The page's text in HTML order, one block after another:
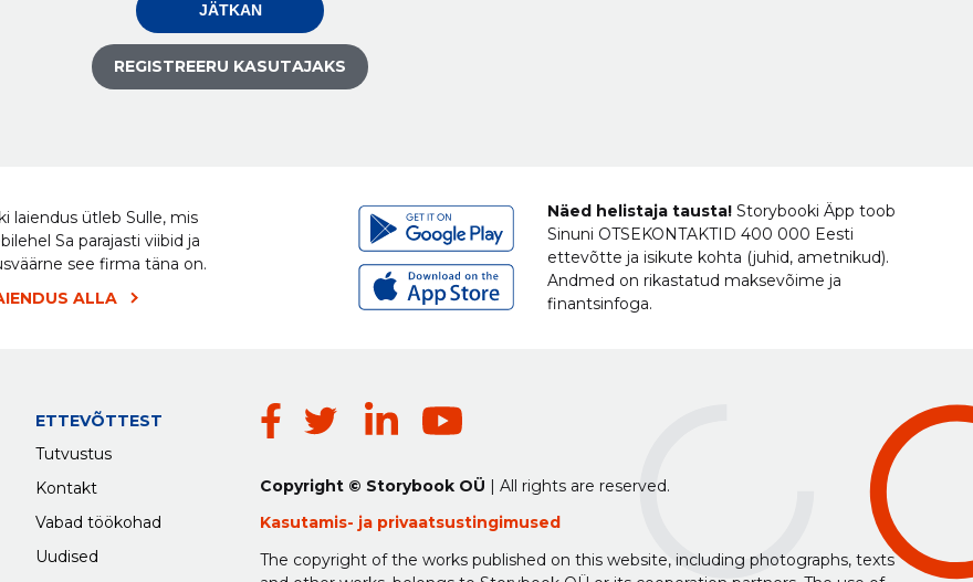
JÄTKAN
REGISTREERU KASUTAJAKS
laiendus ütleb Sulle, mis
Sa parajasti viibid ja
see firma täna on.
ALLA
Näed helistaja tausta! Storybooki Äpp toob
Sinuni OTSEKONTAKTID 400 000 Eesti
ettevõtte ja isikute kohta (juhid, ametnikud).
Andmed on rikastatud maksevõime ja
finantsinfoga.
ETTEVÕTTEST
Tutvustus
Kontakt
Vabad töökohad
Uudised
Copyright © Storybook OÜ | All rights are reserved.
Kasutamis- ja privaatsustingimused
The copyright of the works published on this website, including photographs, texts